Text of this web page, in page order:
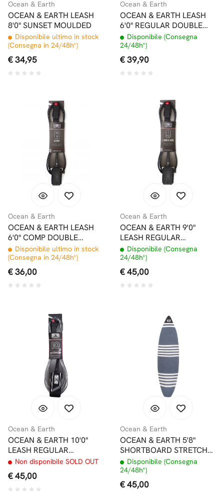
Ocean & Earth
OCEAN & EARTH LEASH
8'0" SUNSET MOULDED
Disponibile ultimo in stock
(Consegna in 24/48h*)
€ 34,95
Ocean & Earth
OCEAN & EARTH LEASH
6'0" REGULAR DOUBLE
SWIVEL
Disponibile (Consegna
24/48h*)
€ 39,90
Ocean & Earth
OCEAN & EARTH LEASH
6'0" COMP DOUBLE
SWIVEL
Disponibile ultimo in stock
(Consegna in 24/48h*)
€ 36,00
Ocean & Earth
OCEAN & EARTH 9'0"
LEASH REGULAR
LONGBOARD DA
CAVIGLIA
Disponibile (Consegna
24/48h*)
€ 45,00
Ocean & Earth
OCEAN & EARTH 10'0"
LEASH REGULAR
LONGBOARD/SUP DA
CAVIGLIA
Non disponibile SOLD OUT
€ 45,00
Ocean & Earth
OCEAN & EARTH 5'8"
SHORTBOARD STRETCH
SACCA MORBIDA
Disponibile (Consegna
24/48h*)
€ 45,00